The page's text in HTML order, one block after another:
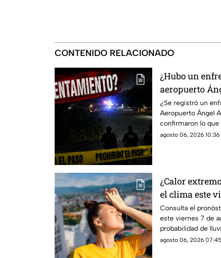
CONTENIDO RELACIONADO
¿Hubo un
aeropuerto
dijeron las
¿Se registró un
Aeropuerto Ángel
confirmaron lo
agosto 06, 2026 10:36
¿Calor
el clima este
Chiapas
Consulta el
este viernes 7 de
probabilidad de
predominará el
agosto 06, 2026